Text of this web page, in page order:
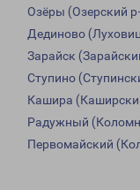
Озёры (Озерский
Дединово
Зарайск
Ступино
Кашира
Радужный
Первомайский